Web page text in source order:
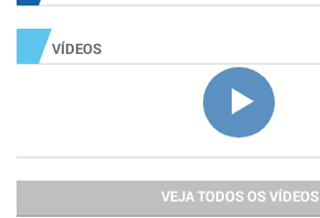
VÍDEOS
VEJA TODOS OS VÍDEOS